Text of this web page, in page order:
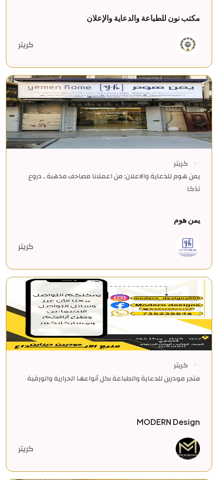
مكتب نون للطباعة والدعاية والإعلان
كريتر
كريتر
يمن هوم للدعاية والاعلان: من اعملانا ﻣﺻﺎﺣف ﻣذھﺑﺔ ـ دروع
ﺗذﻛﺎ
يمن هوم
كريتر
كريتر
متجر مودرين للدعاية والطباعة بكل أنواعها الحرارية والورقية
MODERN Design
كريتر